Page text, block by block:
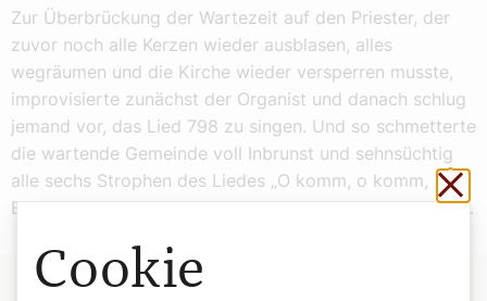
Zur Überbrückung der Wartezeit auf den Priester, der
zuvor noch alle Kerzen wieder ausblasen, alles
wegräumen und die Kirche wieder versperren musste,
improvisierte zunächst der Organist und danach schlug
jemand vor, das Lied 798 zu singen. Und so schmetterte
die wartende Gemeinde voll Inbrunst und sehnsüchtig
alle sechs Strophen des Liedes „O komm, o komm,
Emmanuel“. Bis er dann endlich kam, der Herr Pfarrvikar.
Cookie